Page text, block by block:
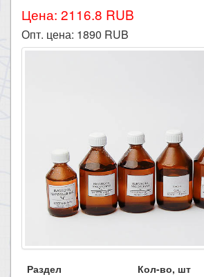
Цена: 2116.8 RUB
Опт. цена: 1890 RUB
Раздел Кол-во, шт